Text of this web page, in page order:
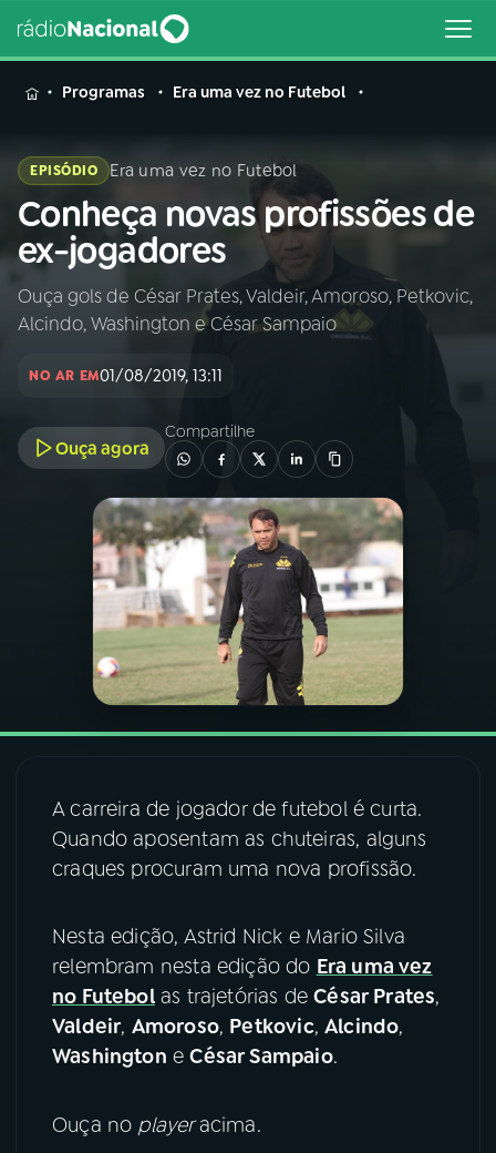
MENU
Buscar
na
Rádio
Nacional
Buscar
AO VIVO
PROGRAMAÇÃO
PROGRAMAS
PODCASTS
07ÚLTIMAS
ACOMPANHE A RÁDIO NACIONAL
YouTube Facebook
Programas Era uma vez no Futebol
EPISÓDIO Era uma vez no Futebol
Conheça novas profissões de
ex-jogadores
Ouça gols de César Prates, Valdeir, Amoroso, Petkovic,
Alcindo, Washington e César Sampaio
NO AR EM01/08/2019, 13:11
Ouça agora
Compartilhe
A carreira de jogador de futebol é curta.
Quando aposentam as chuteiras, alguns
craques procuram uma nova profissão.
Nesta edição, Astrid Nick e Mario Silva
relembram nesta edição do Era uma vez
no Futebolas trajetórias deCésar Prates,
Valdeir, Amoroso, Petkovic,Alcindo,
Washington eCésar Sampaio.
Ouça no playeracima.